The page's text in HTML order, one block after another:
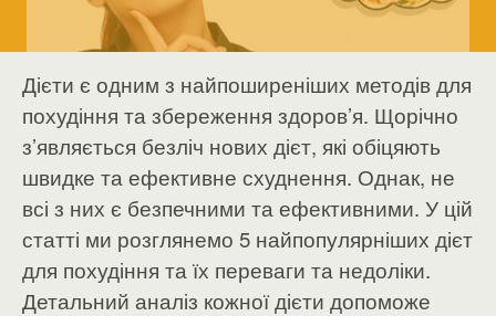
Дієти є одним з найпоширеніших методів для
похудіння та збереження здоров’я. Щорічно
з’являється безліч нових дієт, які обіцяють
швидке та ефективне схуднення. Однак, не
всі з них є безпечними та ефективними. У цій
статті ми розглянемо 5 найпопулярніших дієт
для похудіння та їх переваги та недоліки.
Детальний аналіз кожної дієти допоможе